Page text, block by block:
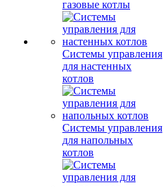
газовые котлы
Системы управления
для настенных
котлов
Системы управления
для напольных
котлов